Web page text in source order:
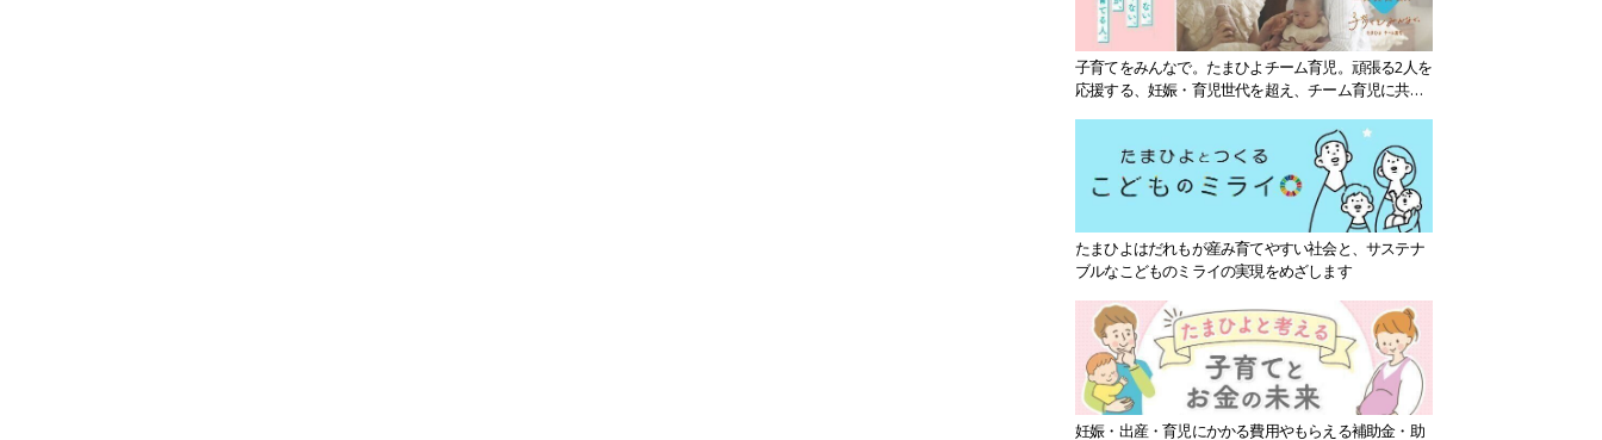
子育てをみんなで。たまひよチーム育児。頑張る2人を
応援する、妊娠・育児世代を超え、チーム育児に共感
たまひよはだれもが産み育てやすい社会と、サステナ
ブルなこどものミライの実現をめざします
妊娠・出産・育児にかかる費用やもらえる補助金・助